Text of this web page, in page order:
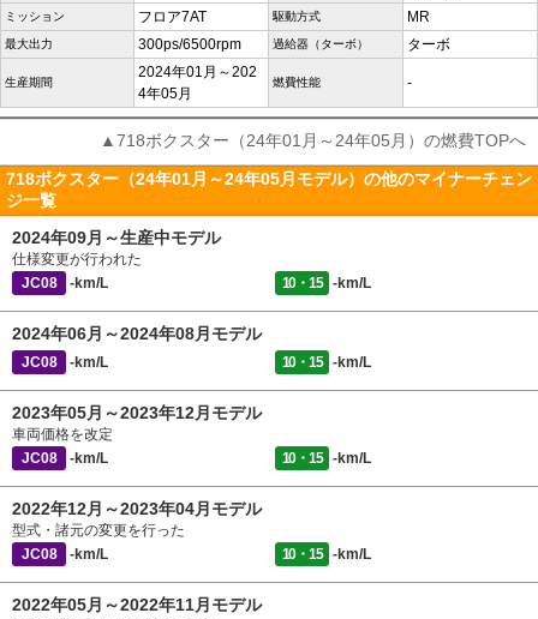
ミッション フロア7AT 駆動方式 MR
最大出力 300ps/6500rpm 過給器（ターボ） ターボ
生産期間
2024年01月～202
4年05月
燃費性能 -
▲718ボクスター（24年01月～24年05月）の燃費TOPへ
718ボクスター（24年01月～24年05月モデル）の他のマイナーチェン
ジ一覧
2024年09月～生産中モデル
仕様変更が行われた
JC08
-km/L 10・15 -km/L
2024年06月～2024年08月モデル
JC08 -km/L 10・15 -km/L
2023年05月～2023年12月モデル
車両価格を改定
JC08
-km/L 10・15 -km/L
2022年12月～2023年04月モデル
型式・諸元の変更を行った
JC08
-km/L 10・15 -km/L
2022年05月～2022年11月モデル